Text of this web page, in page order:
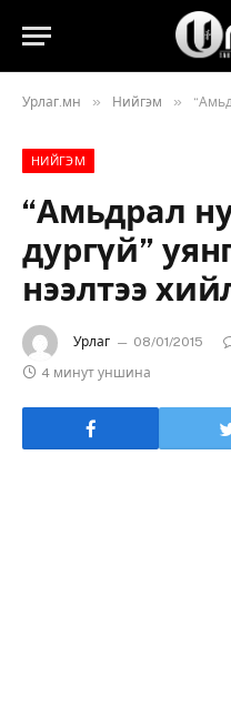
Урлаг.мн » Нийгэм »
НИЙГЭМ
“Амьдрал
дургүй”
нээлтээ
Урлаг 08/01/2015
4 минут уншина